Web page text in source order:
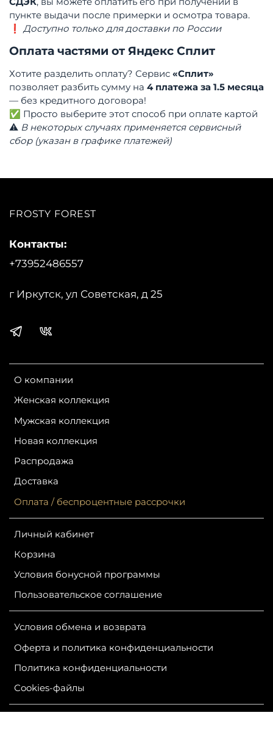
пункте выдачи после примерки и осмотра товара.
❗ Доступно только для доставки по России
Оплата частями от Яндекс Сплит
Хотите разделить оплату? Сервис «Сплит»
позволяет разбить сумму на 4 платежа за 1.5 месяца
— без кредитного договора!
✅ Просто выберите этот способ при оплате картой
⚠️ В некоторых случаях применяется сервисный
сбор (указан в графике платежей)
FROSTY FOREST
О компании
Женская коллекция
Мужская коллекция
Новая коллекция
Распродажа
Доставка
Оплата / беспроцентные рассрочки
Личный кабинет
Корзина
Условия бонусной программы
Пользовательское соглашение
Условия обмена и возврата
Оферта и политика конфиденциальности
Политика конфиденциальности
Сookies-файлы
Контакты:
+73952486557
г Иркутск, ул Советская, д 25